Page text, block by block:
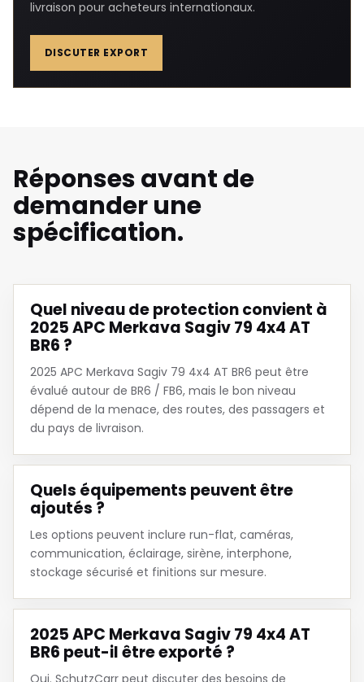
livraison pour acheteurs internationaux.
DISCUTER EXPORT
Réponses avant de
demander une
spécification.
Quel niveau de protection convient à
2025 APC Merkava Sagiv 79 4x4 AT
BR6 ?
2025 APC Merkava Sagiv 79 4x4 AT BR6 peut être
évalué autour de BR6 / FB6, mais le bon niveau
dépend de la menace, des routes, des passagers et
du pays de livraison.
Quels équipements peuvent être
ajoutés ?
Les options peuvent inclure run-flat, caméras,
communication, éclairage, sirène, interphone,
stockage sécurisé et finitions sur mesure.
2025 APC Merkava Sagiv 79 4x4 AT
BR6 peut-il être exporté ?
Oui. SchutzCarr peut discuter des besoins de